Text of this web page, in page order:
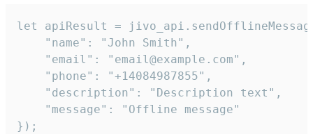
let apiResult =
    "name": "John Smith",
    "email": "email@example.com",
    "phone": "+14084987855",
    "description": "Description text",
    "message": "Offline message"
});